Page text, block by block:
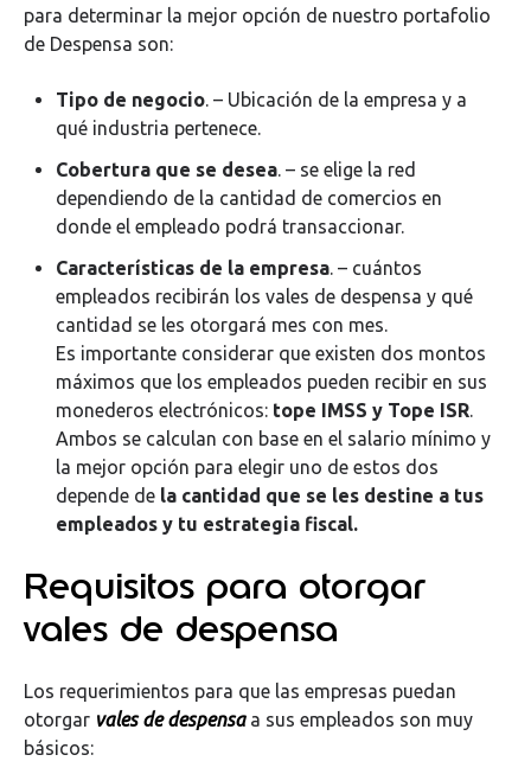
para determinar la mejor opción de nuestro portafolio
de Despensa son:
Tipo de negocio . – Ubicación de la empresa y a
qué industria pertenece.
Cobertura que se desea. – se elige la red
dependiendo de la cantidad de comercios en
donde el empleado podrá transaccionar.
Características de la empresa. – cuántos
empleados recibirán los vales de despensa y qué
cantidad se les otorgará mes con mes.
Es importante considerar que existen dos montos
máximos que los empleados pueden recibir en sus
monederos electrónicos: tope IMSS y Tope ISR.
Ambos se calculan con base en el salario mínimo y
la mejor opción para elegir uno de estos dos
depende de la cantidad que se les destine a tus
empleados y tu estrategia fiscal.
Requisitos para otorgar
vales de despensa
Los requerimientos para que las empresas puedan
otorgar vales de despensaa sus empleados son muy
básicos: